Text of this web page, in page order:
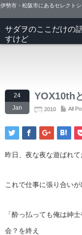
伊勢市・松阪市にあるセレクト
サダヲのここだけの
すけど
24
Jan
YOX10th
2010 All
昨日、夜な夜な遊ばれ
これで仕事に張り合いが
「酔っ払っても俺は紳
会？を終え